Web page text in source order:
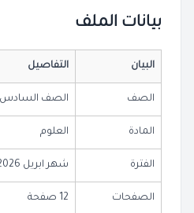
بيانات الملف
البيان التفاصيل
الصف الصف السادس
المادة العلوم
الفترة شهر ابريل 2026
الصفحات 12 صفحة